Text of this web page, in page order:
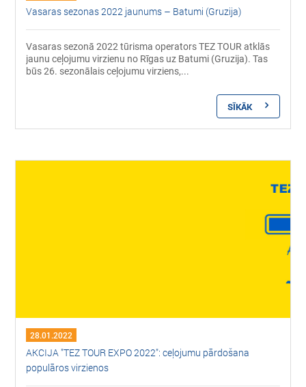
Vasaras sezonas 2022 jaunums – Batumi (Gruzija)
Vasaras sezonā 2022 tūrisma operators TEZ TOUR atklās
jaunu ceļojumu virzienu no Rīgas uz Batumi (Gruzija). Tas
būs 26. sezonālais ceļojumu virziens,...
SĪKĀK
28.01.2022
AKCIJA "TEZ TOUR EXPO 2022": ceļojumu pārdošana
populāros virzienos